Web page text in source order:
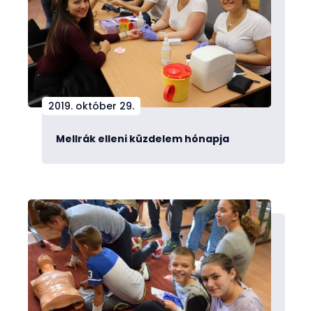
2019. október 29.
Mellrák elleni küzdelem hónapja